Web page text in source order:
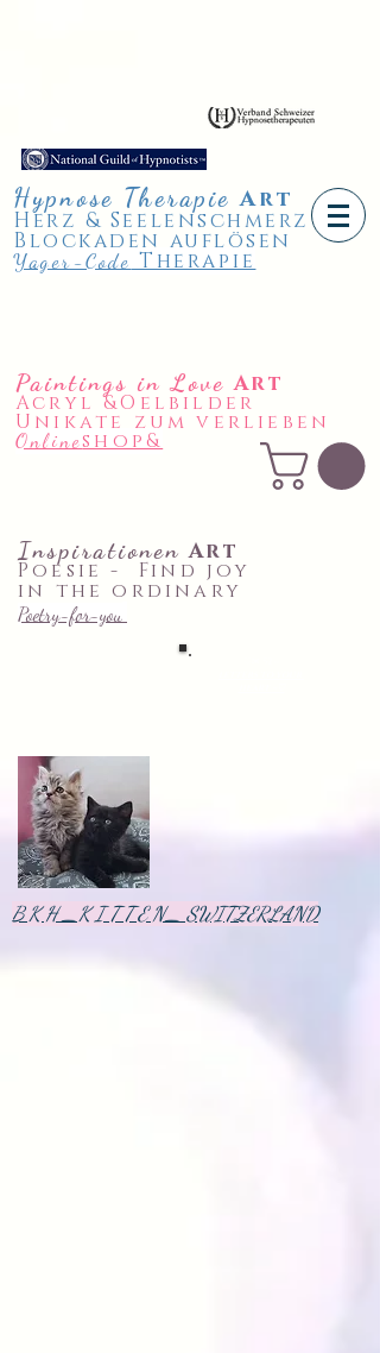
Hypnose Therapie Art
Herz & Seelenschmerz
Blockaden auflösen
Yager-Code Therapie
Paintings in Love Art
Acryl &Oelbilder
Unikate zum verlieben
Onlineshop&
Inspirationen Art
Poesie - Find joy
in the ordinary
Poetry-for-you
B K H _K I T T E N_ SWITZERLAND